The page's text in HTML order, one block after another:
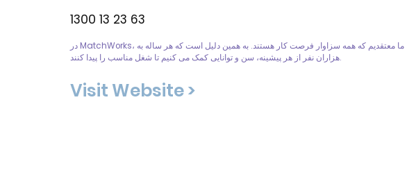
1300 13 23 63
در MatchWorks، ما معتقدیم که همه سزاوار فرصت کار هستند. به همین دلیل است که هر ساله به
هزاران نفر از هر پیشینه، سن و توانایی کمک می کنیم تا شغل مناسب را پیدا کنند.
Visit Website >